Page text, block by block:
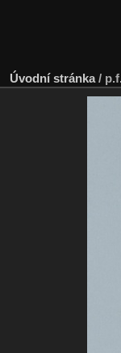
Úvodní stránka/